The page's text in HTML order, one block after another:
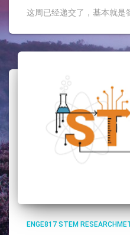
这周已经递交了，基本就是
ENGE817 STEM